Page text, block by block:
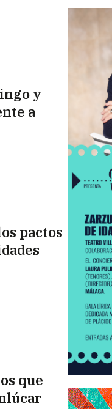
y
a
pactos
que